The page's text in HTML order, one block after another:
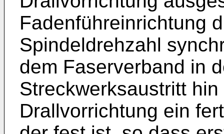
Fadenführeinrichtung
Spindeldrehzahl
dem Faserverband in
Streckwerksaustritt
Drallvorrichtung ein